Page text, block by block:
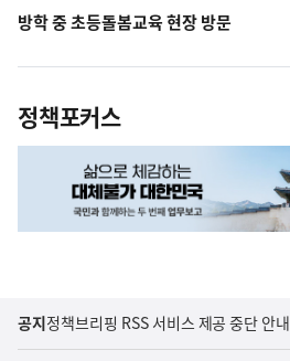
방학 중 초등돌봄교육 현장 방문
정책포커스
공지정책브리핑 RSS 서비스 제공 중단 안내